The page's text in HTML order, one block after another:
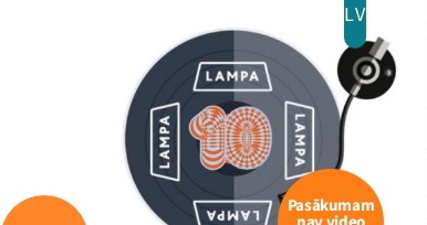
LV
Pasākumam